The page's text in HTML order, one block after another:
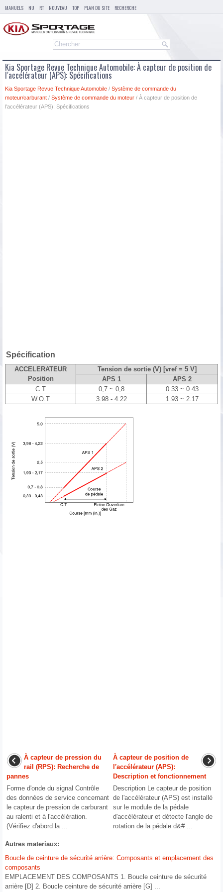
MANUELS NU RT NOUVEAU TOP PLAN DU SITE RECHERCHE
Kia Sportage Revue Technique Automobile: À capteur de position de
l′accélérateur (APS): Spécifications
Kia Sportage Revue Technique Automobile / Système de commande du
moteur/carburant / Système de commande du moteur / À capteur de position de
l′accélérateur (APS): Spécifications
Spécification
ACCELERATEUR
Position
Tension de sortie (V) [vref = 5 V]
APS 1
APS 2
C.T
0,7 ~ 0,8
0.33 ~ 0.43
W.O.T
3.98 - 4.22 1.93 ~ 2.17
À capteur de pression du
rail (RPS): Recherche de
pannes
Forme d'onde du signal Contrôle
des données de service concernant
le capteur de pression de carburant
au ralenti et à l'accélération.
(Vérifiez d'abord la ...
À capteur de position de
l′accélérateur (APS):
Description et fonctionnement
Description Le capteur de position
de l'accélérateur (APS) est installé
sur le module de la pédale
d'accélérateur et détecte l'angle de
rotation de la pédale d&# ...
Autres materiaux:
Boucle de ceinture de sécurité arrière: Composants et emplacement des
composants
EMPLACEMENT DES COMPOSANTS 1. Boucle ceinture de sécurité
arrière [D] 2. Boucle ceinture de sécurité arrière [G] ...